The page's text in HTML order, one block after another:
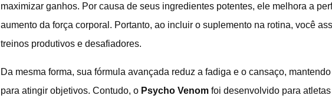
maximizar ganhos. Por causa de seus ingredientes potentes, ele melhora a
aumento da força corporal. Portanto, ao incluir o suplemento na rotina, você
treinos produtivos e desafiadores.
Da mesma forma, sua fórmula avançada reduz a fadiga e o cansaço,
para atingir objetivos. Contudo, o Psycho Venom foi desenvolvido para